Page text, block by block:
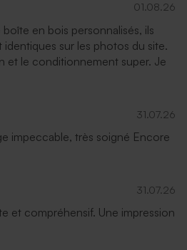
01.08.26
en bois personnalisés, ils
sur les photos du site.
et le conditionnement super. Je
31.07.26
impeccable, très soigné Encore
31.07.26
et compréhensif. Une impression